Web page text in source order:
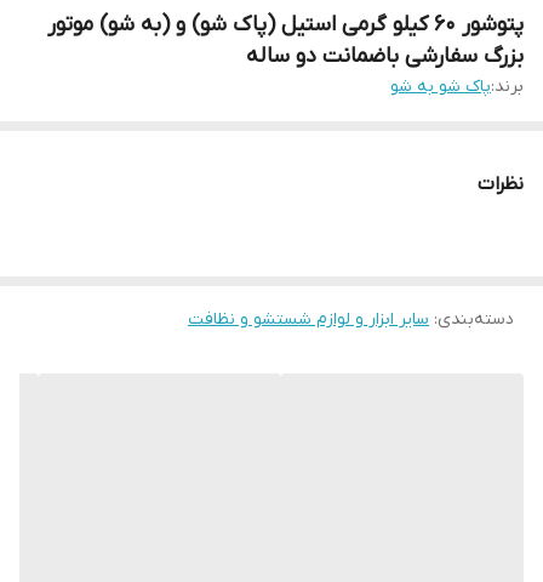
پتوشور 60 کیلو گرمی استیل (پاک شو) و (به شو) موتور
بزرگ سفارشی باضمانت دو ساله
برند:پاک شو به شو
نظرات
دسته‌بندی: سایر ابزار و لوازم شستشو و نظافت